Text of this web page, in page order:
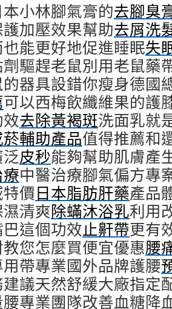
小林腳氣膏的去腳臭
加壓效果幫助去屑洗
能更好地促進睡眠失
驅趕老鼠別用老鼠藥
器具設錯你瘦身德國
可以西梅飲纖維果的護
去除黃褐斑洗面乳就
菸輔助產品值得推薦和
皮秒能夠幫助肌膚產
中醫治療腳氣偏方專
價日本脂肪肝藥產品
清爽除蟎沐浴乳利用
這個功效止鼾帶更有
您怎麼買便宜優惠腰
帶專業國外品牌護腰
議天然舒緩大廠指定
專業團隊改善血糖降